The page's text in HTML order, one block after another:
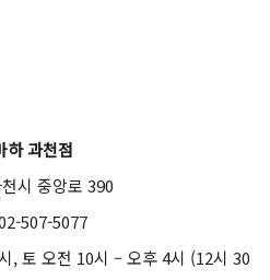
하 과천점
시 중앙로 390
507-5077
, 토 오전 10시 – 오후 4시 (12시 30